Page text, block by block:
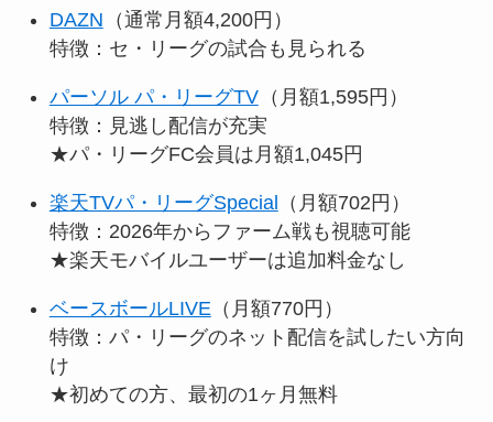
DAZN （通常月額4,200円）
特徴：セ・リーグの試合も見られる
パーソル パ・リーグTV （月額1,595円）
特徴：見逃し配信が充実
★パ・リーグFC会員は月額1,045円
楽天TVパ・リーグSpecial （月額702円）
特徴：2026年からファーム戦も視聴可能
★楽天モバイルユーザーは追加料金なし
ベースボールLIVE （月額770円）
特徴：パ・リーグのネット配信を試したい方向
け
★初めての方、最初の1ヶ月無料